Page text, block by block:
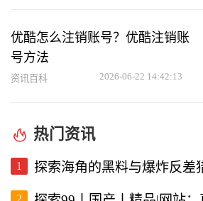
优酷怎么注销账号？优酷注销账
号方法
资讯百科 2026-06-22 14:42:13
热门资讯
1
2